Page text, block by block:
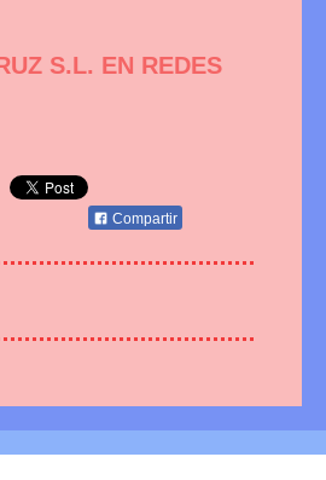
S.L. EN REDES
Compartir